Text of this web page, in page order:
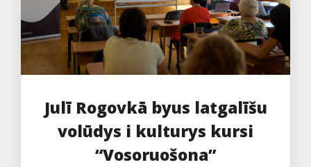
Julī Rogovkā byus latgalīšu
volūdys i kulturys kursi
“Vosoruošona”